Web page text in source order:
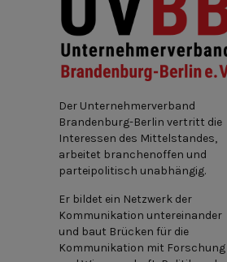
Der Unternehmerverband
Brandenburg-Berlin vertritt die
Interessen des Mittelstandes,
arbeitet branchenoffen und
parteipolitisch unabhängig.
Er bildet ein Netzwerk der
Kommunikation untereinander
und baut Brücken für die
Kommunikation mit Forschung